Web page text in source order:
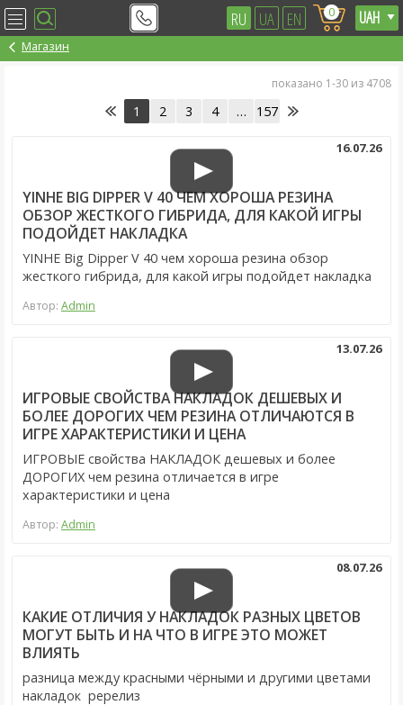
RU UA EN 0
Магазин
показано 1-30 из 4708
1 2 3 4 … 157
YINHE BIG DIPPER V 40 ЧЕМ ХОРОША РЕЗИНА
ОБЗОР ЖЕСТКОГО ГИБРИДА, ДЛЯ КАКОЙ ИГРЫ
ПОДОЙДЕТ НАКЛАДКА
16.07.26
YINHE Big Dipper V 40 чем хороша резина обзор
жесткого гибрида, для какой игры подойдет накладка
Автор: Admin
ИГРОВЫЕ СВОЙСТВА НАКЛАДОК ДЕШЕВЫХ И
БОЛЕЕ ДОРОГИХ ЧЕМ РЕЗИНА ОТЛИЧАЮТСЯ В
ИГРЕ ХАРАКТЕРИСТИКИ И ЦЕНА
13.07.26
ИГРОВЫЕ свойства НАКЛАДОК дешевых и более
ДОРОГИХ чем резина отличается в игре
характеристики и цена
Автор: Admin
КАКИЕ ОТЛИЧИЯ У НАКЛАДОК РАЗНЫХ ЦВЕТОВ
МОГУТ БЫТЬ И НА ЧТО В ИГРЕ ЭТО МОЖЕТ
ВЛИЯТЬ
08.07.26
разница между красными чёрными и другими цветами
накладок ререлиз